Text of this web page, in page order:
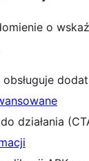
o
obsługuje
działania